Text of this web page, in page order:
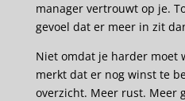
manager vertrouwt op je.
gevoel dat er meer in zit
Niet omdat je harder moet
merkt dat er nog winst te
overzicht. Meer rust. Meer